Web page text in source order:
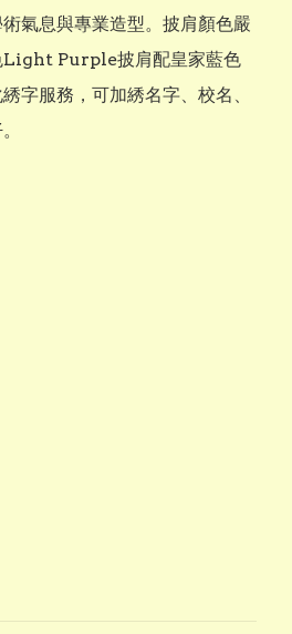
氣息與專業造型。披肩顏色嚴
Light Purple披肩配皇家藍色
字服務，可加綉名字、校名、